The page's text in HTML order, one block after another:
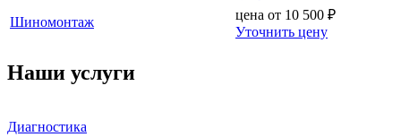
Шиномонтаж
цена от 10 500 ₽
Уточнить цену
Наши услуги
Диагностика